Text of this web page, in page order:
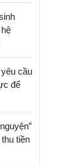
cầu
để
tiền